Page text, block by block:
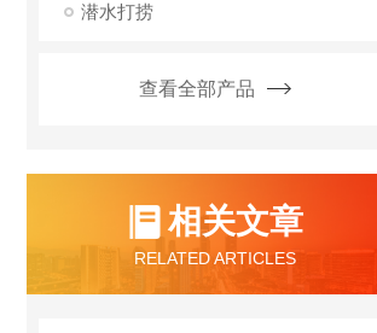
潜水打捞
查看全部产品
相关文章
RELATED ARTICLES